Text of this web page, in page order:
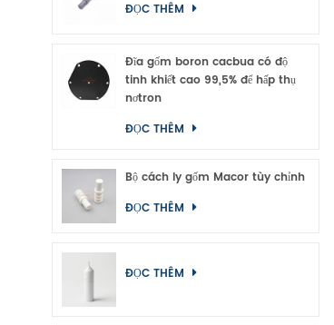
ĐỌC THÊM
Đĩa gốm boron cacbua có độ
tinh khiết cao 99,5% để hấp thụ
nơtron
ĐỌC THÊM
Bộ cách ly gốm Macor tùy chỉnh
ĐỌC THÊM
ĐỌC THÊM